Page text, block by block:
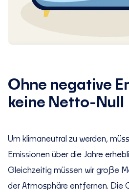
Ohne negative
keine Netto-Null
Um klimaneutral zu werden,
Emissionen über die Jahre
Gleichzeitig müssen wir große
der Atmosphäre entfernen. Die